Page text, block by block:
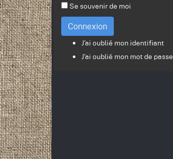
Se souvenir de moi
Connexion
J'ai oublié mon identifiant
J'ai oublié mon mot de passe